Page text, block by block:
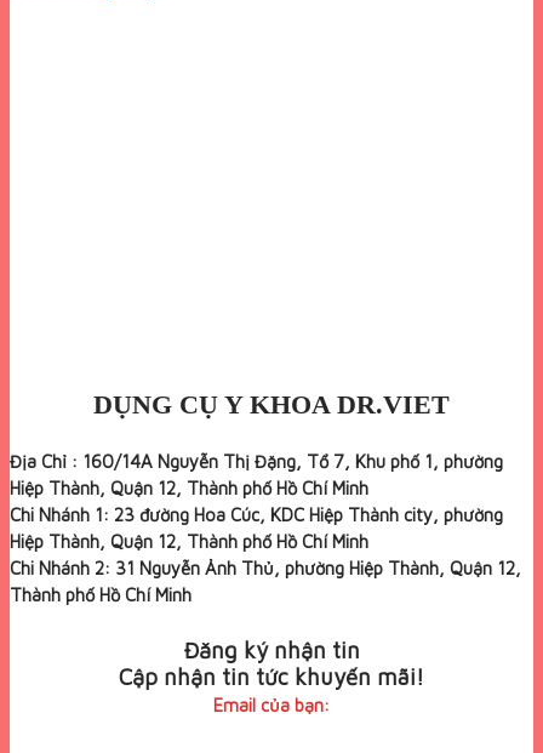
DỤNG CỤ Y KHOA DR.VIET
Địa Chỉ : 160/14A Nguyễn Thị Đặng, Tổ 7, Khu phố 1, phường
Hiệp Thành, Quận 12, Thành phố Hồ Chí Minh
Chi Nhánh 1: 23 đường Hoa Cúc, KDC Hiệp Thành city, phường
Hiệp Thành, Quận 12, Thành phố Hồ Chí Minh
Chi Nhánh 2: 31 Nguyễn Ảnh Thủ, phường Hiệp Thành, Quận 12,
Thành phố Hồ Chí Minh
Đăng ký nhận tin
Cập nhận tin tức khuyến mãi!
Email của bạn: